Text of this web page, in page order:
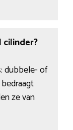
dubbele- of
ze van